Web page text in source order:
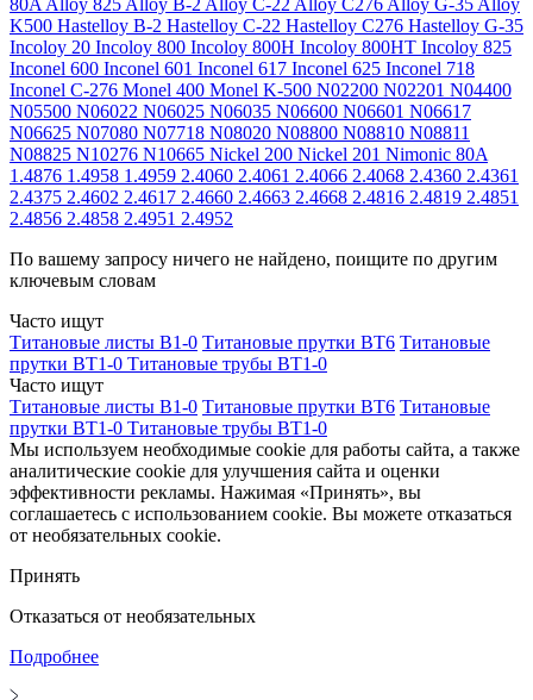
80A Alloy 825 Alloy B-2 Alloy C-22 Alloy C276 Alloy G-35 Alloy
K500 Hastelloy B-2 Hastelloy C-22 Hastelloy C276 Hastelloy G-35
Incoloy 20 Incoloy 800 Incoloy 800H Incoloy 800HT Incoloy 825
Inconel 600 Inconel 601 Inconel 617 Inconel 625 Inconel 718
Inconel C-276 Monel 400 Monel K-500 N02200 N02201 N04400
N05500 N06022 N06025 N06035 N06600 N06601 N06617
N06625 N07080 N07718 N08020 N08800 N08810 N08811
N08825 N10276 N10665 Nickel 200 Nickel 201 Nimonic 80A
1.4876 1.4958 1.4959 2.4060 2.4061 2.4066 2.4068 2.4360 2.4361
2.4375 2.4602 2.4617 2.4660 2.4663 2.4668 2.4816 2.4819 2.4851
2.4856 2.4858 2.4951 2.4952
По вашему запросу ничего не найдено, поищите по другим
ключевым словам
Часто ищут
Титановые листы В1-0 Титановые прутки ВТ6 Титановые
прутки ВТ1-0 Титановые трубы ВТ1-0
Часто ищут
Титановые листы В1-0 Титановые прутки ВТ6 Титановые
прутки ВТ1-0 Титановые трубы ВТ1-0
Мы используем необходимые cookie для работы сайта, а также
аналитические cookie для улучшения сайта и оценки
эффективности рекламы. Нажимая «Принять», вы
соглашаетесь с использованием cookie. Вы можете отказаться
от необязательных cookie.
Принять
Отказаться от необязательных
Подробнее